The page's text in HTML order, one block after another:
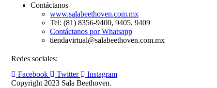
Contáctanos
www.salabeethoven.com.mx
Tel: (81) 8356-9400, 9405, 9409
Contáctanos por Whatsapp
tiendavirtual@salabeethoven.com.mx
Redes sociales:
Facebook
Twitter
Instagram
Copyright 2023 Sala Beethoven.